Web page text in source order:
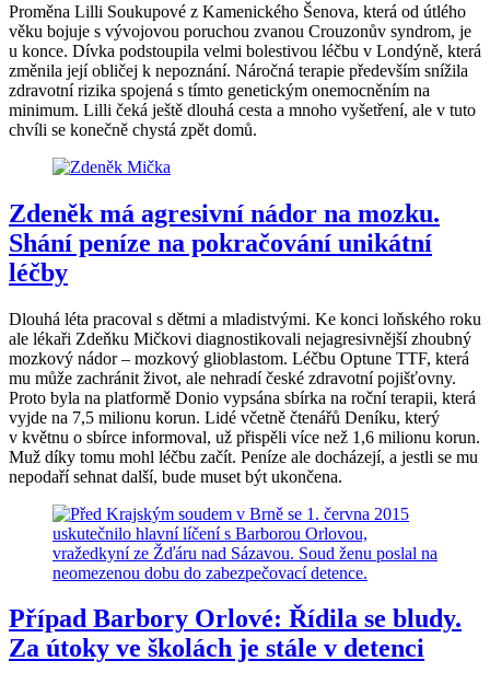
Proměna Lilli Soukupové z Kamenického Šenova, která od útlého
věku bojuje s vývojovou poruchou zvanou Crouzonův syndrom, je
u konce. Dívka podstoupila velmi bolestivou léčbu v Londýně, která
změnila její obličej k nepoznání. Náročná terapie především snížila
zdravotní rizika spojená s tímto genetickým onemocněním na
minimum. Lilli čeká ještě dlouhá cesta a mnoho vyšetření, ale v tuto
chvíli se konečně chystá zpět domů.
Zdeněk má agresivní nádor na mozku.
Shání peníze na pokračování unikátní
léčby
Dlouhá léta pracoval s dětmi a mladistvými. Ke konci loňského roku
ale lékaři Zdeňku Mičkovi diagnostikovali nejagresivnější zhoubný
mozkový nádor – mozkový glioblastom. Léčbu Optune TTF, která
mu může zachránit život, ale nehradí české zdravotní pojišťovny.
Proto byla na platformě Donio vypsána sbírka na roční terapii, která
vyjde na 7,5 milionu korun. Lidé včetně čtenářů Deníku, který
v květnu o sbírce informoval, už přispěli více než 1,6 milionu korun.
Muž díky tomu mohl léčbu začít. Peníze ale docházejí, a jestli se mu
nepodaří sehnat další, bude muset být ukončena.
Případ Barbory Orlové: Řídila se bludy.
Za útoky ve školách je stále v detenci